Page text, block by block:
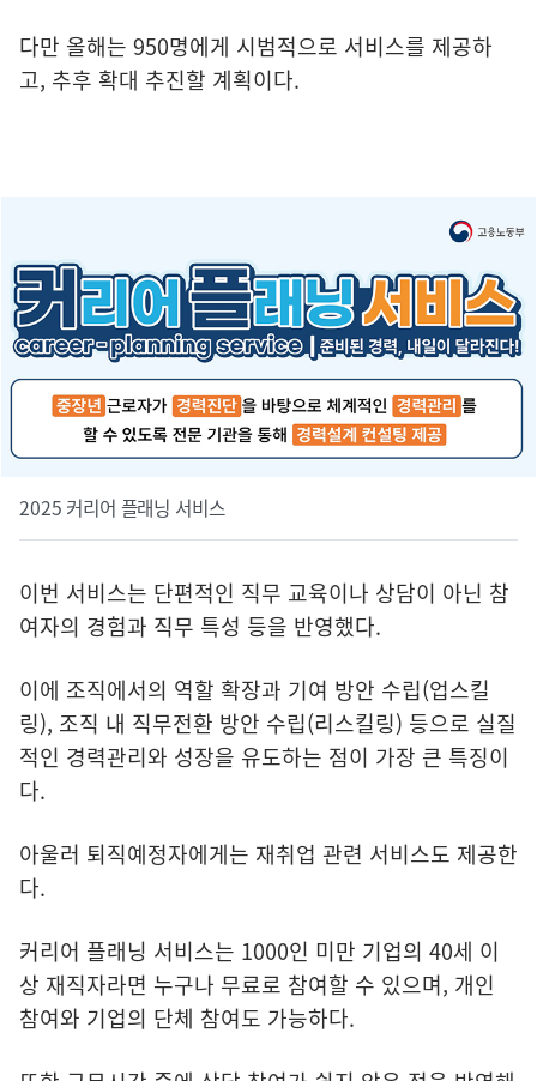
다만 올해는 950명에게 시범적으로 서비스를 제공하
고, 추후 확대 추진할 계획이다.
2025 커리어 플래닝 서비스
이번 서비스는 단편적인 직무 교육이나 상담이 아닌 참
여자의 경험과 직무 특성 등을 반영했다.
이에 조직에서의 역할 확장과 기여 방안 수립(업스킬
링), 조직 내 직무전환 방안 수립(리스킬링) 등으로 실질
적인 경력관리와 성장을 유도하는 점이 가장 큰 특징이
다.
아울러 퇴직예정자에게는 재취업 관련 서비스도 제공한
다.
커리어 플래닝 서비스는 1000인 미만 기업의 40세 이
상 재직자라면 누구나 무료로 참여할 수 있으며, 개인
참여와 기업의 단체 참여도 가능하다.